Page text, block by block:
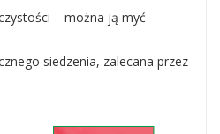
– można ją myć
siedzenia, zalecana przez